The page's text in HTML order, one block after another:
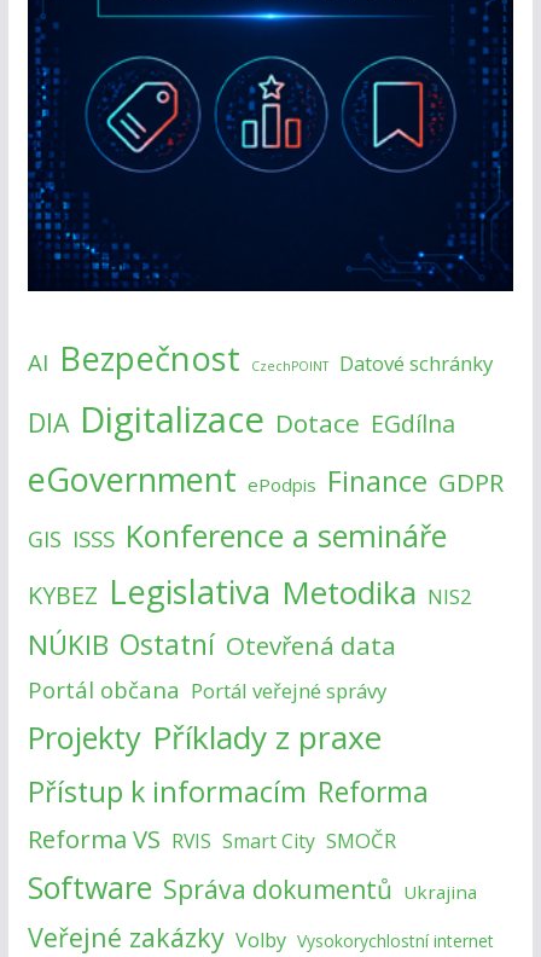
AI Bezpečnost CzechPOINT Datové schránky
DIA Digitalizace Dotace EGdílna
eGovernment ePodpis Finance GDPR
GIS ISSS Konference a semináře
KYBEZ Legislativa Metodika NIS2
NÚKIB Ostatní Otevřená data
Portál občana Portál veřejné správy
Projekty Příklady z praxe
Přístup k informacím Reforma
Reforma VS RVIS Smart City SMOČR
Software Správa dokumentů Ukrajina
Veřejné zakázky Volby Vysokorychlostní internet